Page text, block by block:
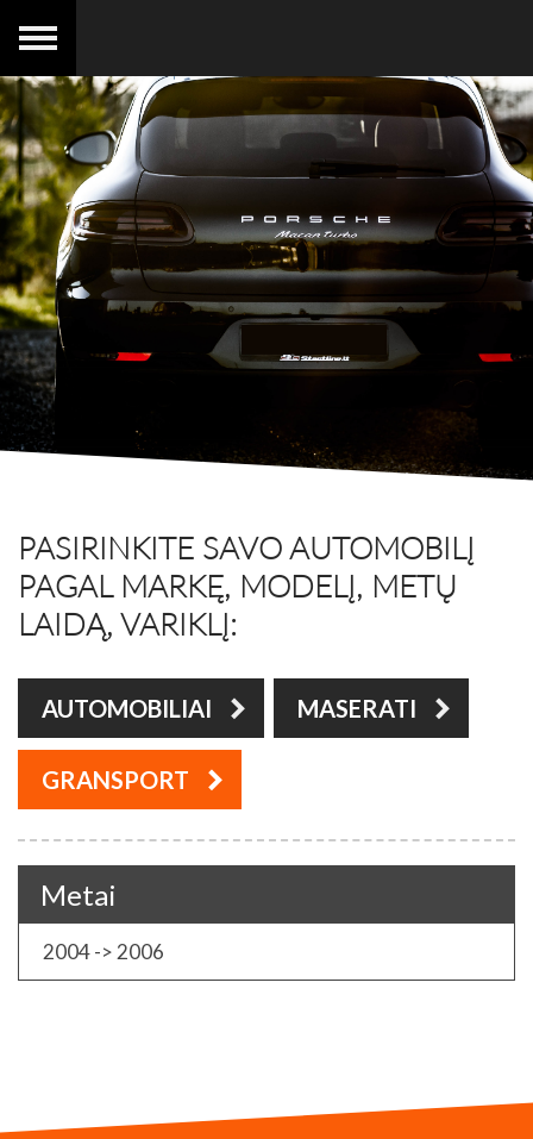
PASIRINKITE SAVO AUTOMOBILĮ
PAGAL MARKĘ, MODELĮ, METŲ
LAIDĄ, VARIKLĮ:
AUTOMOBILIAI MASERATI
GRANSPORT
Metai
2004 -> 2006